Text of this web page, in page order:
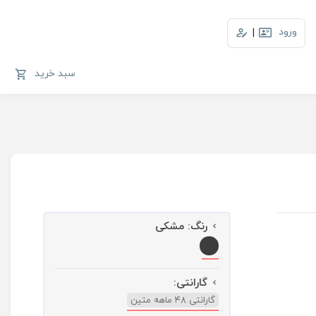
ورود |
سبد خرید
رنگ: مشکی
گارانتی:
گارانتی ۴۸ ماهه متین